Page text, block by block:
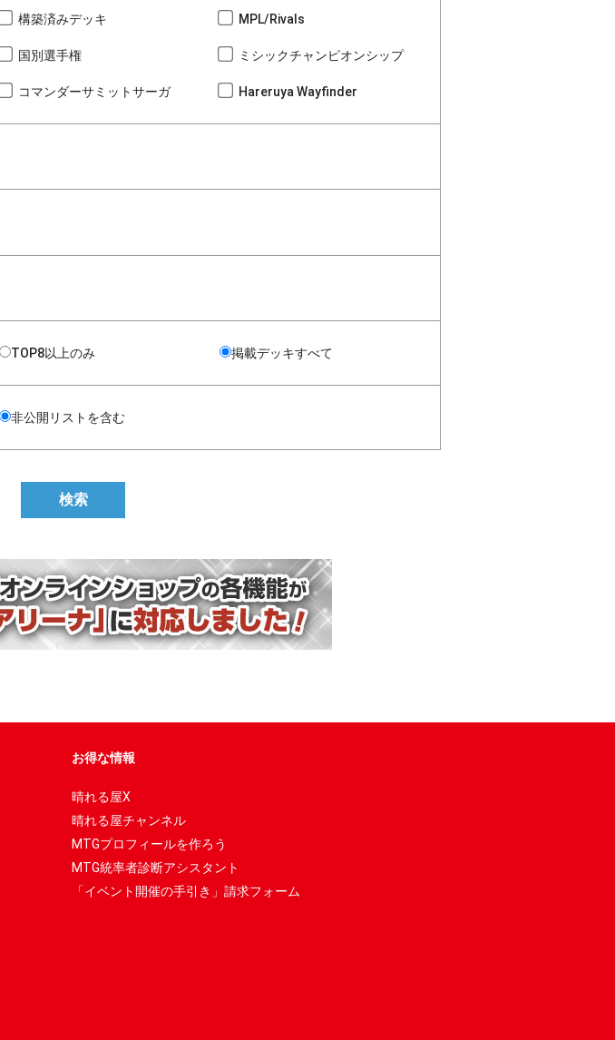
構築済みデッキ MPL/Rivals
国別選手権 ミシックチャンピオンシップ
コマンダーサミットサーガ Hareruya Wayfinder
TOP8以上のみ 掲載デッキすべて
非公開リストを含む
お得な情報
晴れる屋X
晴れる屋チャンネル
MTGプロフィールを作ろう
MTG統率者診断アシスタント
「イベント開催の手引き」請求フォーム